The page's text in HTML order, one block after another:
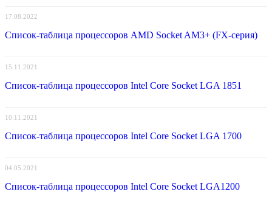
17.08.2022
Список-таблица процессоров AMD Socket AM3+ (FX-серия)
15.11.2021
Список-таблица процессоров Intel Core Socket LGA 1851
10.11.2021
Список-таблица процессоров Intel Core Socket LGA 1700
04.05.2021
Список-таблица процессоров Intel Core Socket LGA1200